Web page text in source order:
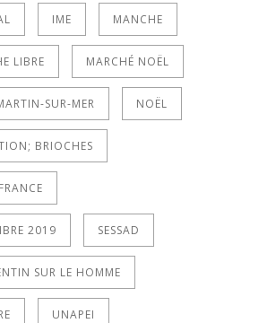
IME MANCHE
LIBRE MARCHÉ NOËL
SUR-MER NOËL
BRIOCHES
2019 SESSAD
SUR LE HOMME
UNAPEI